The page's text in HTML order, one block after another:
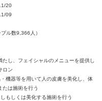
20
09
ル数9,366人）
たし、フェイシャルのメニューを提供し
ロン
機器等を用いて人の皮膚を美化し、体
たは施術を行う
もしくは美化する施術を行う